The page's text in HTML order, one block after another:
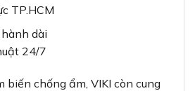
TP.HCM
dài
24/7
biến chống ẩm, VIKI còn cung